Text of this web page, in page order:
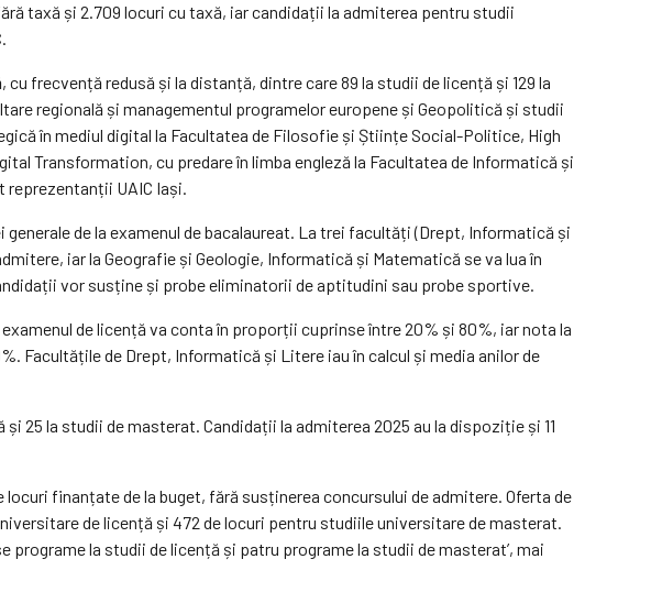
taxă și 2.709 locuri cu taxă, iar candidații la admiterea pentru studii
frecvență redusă și la distanță, dintre care 89 la studii de licență și 129 la
regională și managementul programelor europene și Geopolitică și studii
în mediul digital la Facultatea de Filosofie și Științe Social-Politice, High
Transformation, cu predare în limba engleză la Facultatea de Informatică și
UAIC Iași.
de la examenul de bacalaureat. La trei facultăți (Drept, Informatică și
iar la Geografie și Geologie, Informatică și Matematică se va lua în
vor susține și probe eliminatorii de aptitudini sau probe sportive.
de licență va conta în proporții cuprinse între 20% și 80%, iar nota la
Facultățile de Drept, Informatică și Litere iau în calcul și media anilor de
25 la studii de masterat. Candidații la admiterea 2025 au la dispoziție și 11
finanțate de la buget, fără susținerea concursului de admitere. Oferta de
de licență și 472 de locuri pentru studiile universitare de masterat.
la studii de licență și patru programe la studii de masterat’, mai